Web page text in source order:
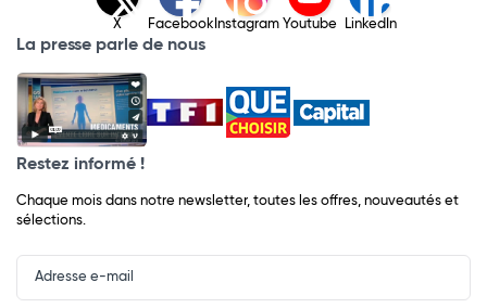
X Facebook Instagram Youtube LinkedIn
La presse parle de nous
Restez informé !
Chaque mois dans notre newsletter, toutes les offres, nouveautés et
sélections.
Input
Newsletter